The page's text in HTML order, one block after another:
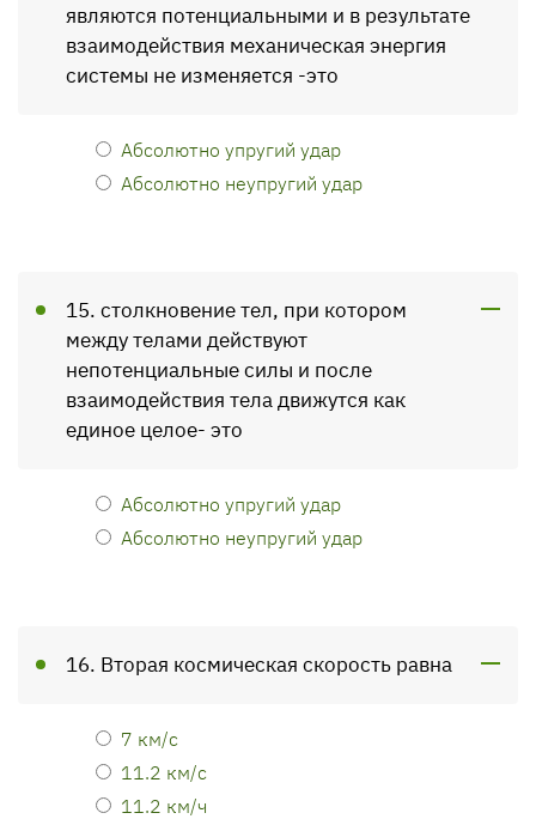
являются потенциальными и в результате
взаимодействия механическая энергия
системы не изменяется -это
Абсолютно упругий удар
Абсолютно неупругий удар
15. столкновение тел, при котором
между телами действуют
непотенциальные силы и после
взаимодействия тела движутся как
единое целое- это
Абсолютно упругий удар
Абсолютно неупругий удар
16. Вторая космическая скорость равна
7 км/с
11.2 км/с
11.2 км/ч